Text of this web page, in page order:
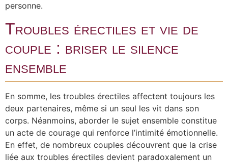
personne.
Troubles érectiles et vie de
couple : briser le silence
ensemble
En somme, les troubles érectiles affectent toujours les
deux partenaires, même si un seul les vit dans son
corps. Néanmoins, aborder le sujet ensemble constitue
un acte de courage qui renforce l’intimité émotionnelle.
En effet, de nombreux couples découvrent que la crise
liée aux troubles érectiles devient paradoxalement un